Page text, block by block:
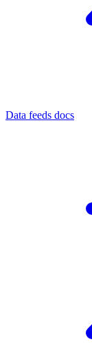
Data feeds docs